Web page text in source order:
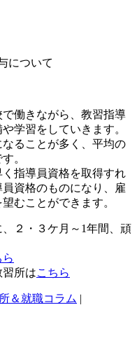
について
働きながら、教習指導
学習をしていきます。
ることが多く、平均の
。
指導員資格を取得すれ
資格のものになり、雇
むことができます。
２・３ケ月～1年間、頑
ら
所はこちら
＆就職コラム |